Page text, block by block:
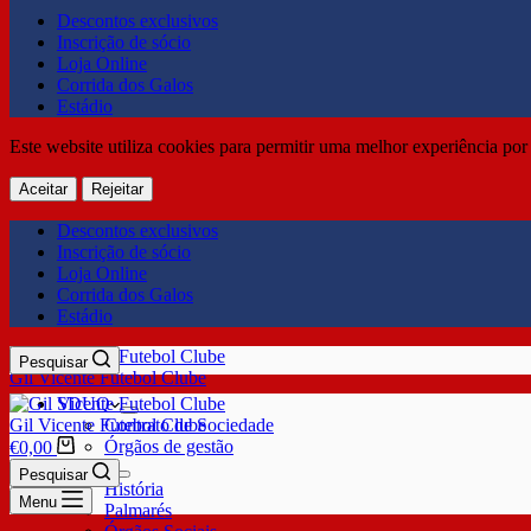
Descontos exclusivos
Inscrição de sócio
Loja Online
Corrida dos Galos
Estádio
Este website utiliza cookies para permitir uma melhor experiência
Aceitar Rejeitar
Descontos exclusivos
Inscrição de sócio
Loja Online
Corrida dos Galos
Estádio
Gil Vicente Futebol Clube
Pesquisar
SDUQ
Contrato de Sociedade
Órgãos de gestão
Clube
História
Palmarés
Gil Vicente Futebol Clube
€0,00
Pesquisar
Menu